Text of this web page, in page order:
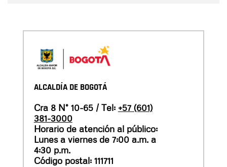
ALCALDÍA DE BOGOTÁ
Cra 8 N° 10-65 / Tel: +57 (601)
381-3000
Horario de atención al público:
Lunes a viernes de 7:00 a.m. a
4:30 p.m.
Código postal: 111711